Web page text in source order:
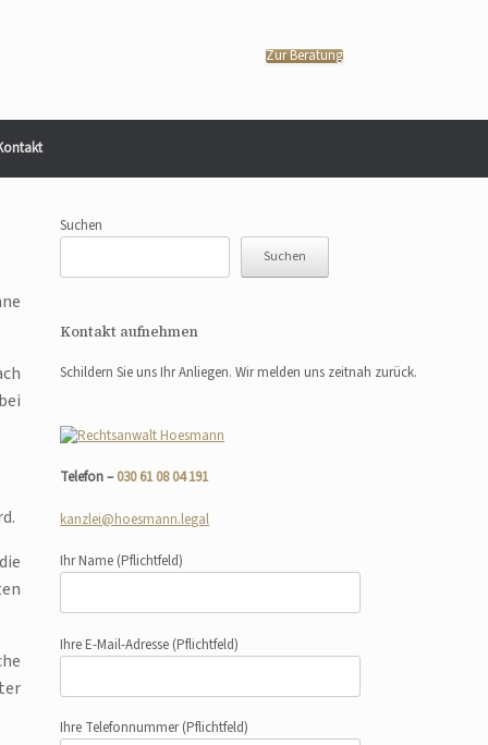
Zur Beratung
Suchen
Suchen
Kontakt aufnehmen
Schildern Sie uns Ihr Anliegen. Wir melden uns zeitnah zurück.
Telefon –030 61 08 04 191
kanzlei@hoesmann.legal
Ihr Name (Pflichtfeld)
Ihre E-Mail-Adresse (Pflichtfeld)
Ihre Telefonnummer(Pflichtfeld)